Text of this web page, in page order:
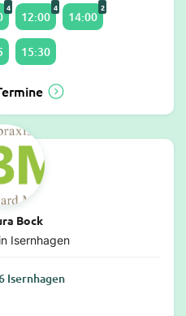
4
12:00
4
14:00
2
15:30
Bock
Isernhagen
Isernhagen